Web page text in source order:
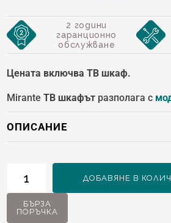
2 години
гаранционно
обслужване
Цената включва ТВ шкаф.
MiranteТВ шкафът разполага с
ОПИСАНИЕ
Mirante
ТВ
ДОБАВЯНЕ В
БЪРЗА
ПОРЪЧКА